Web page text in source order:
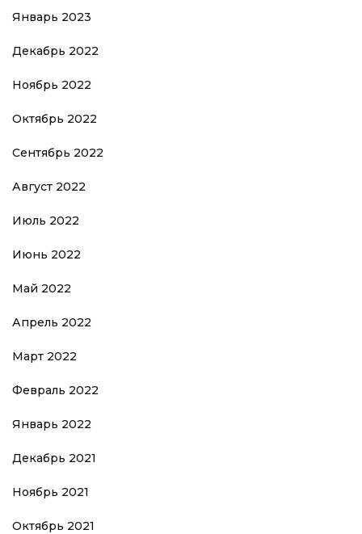
Январь 2023
Декабрь 2022
Ноябрь 2022
Октябрь 2022
Сентябрь 2022
Август 2022
Июль 2022
Июнь 2022
Май 2022
Апрель 2022
Март 2022
Февраль 2022
Январь 2022
Декабрь 2021
Ноябрь 2021
Октябрь 2021